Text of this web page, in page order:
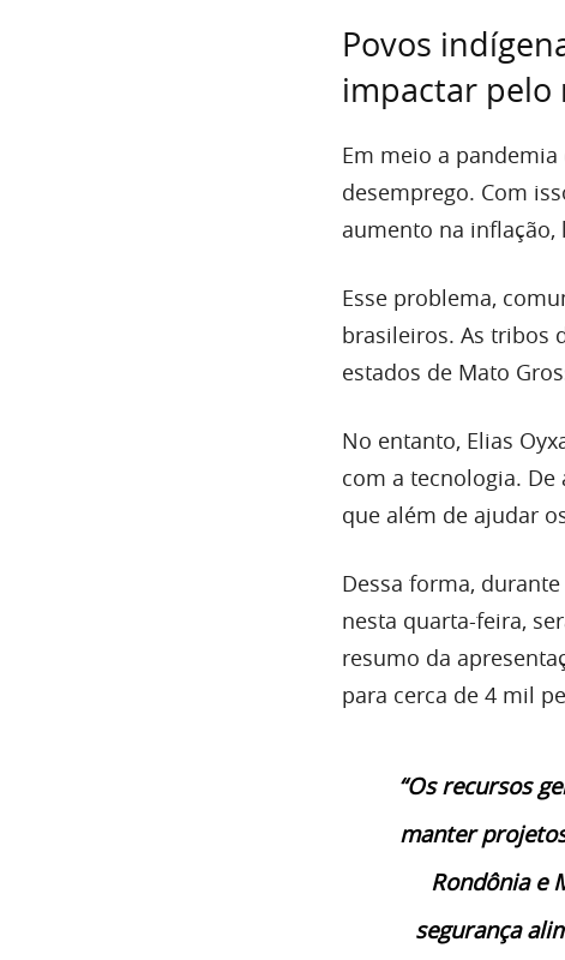
Povos
impactar pelo
Em meio a
desemprego. Com
aumento na inflação,
Esse problema,
brasileiros. As tribos
estados de Mato
No entanto, Elias
com a tecnologia. De
que além de ajudar
Dessa forma,
nesta quarta-feira,
resumo da
para cerca de 4 mil
“Os recursos
manter
Rondônia e
segurança